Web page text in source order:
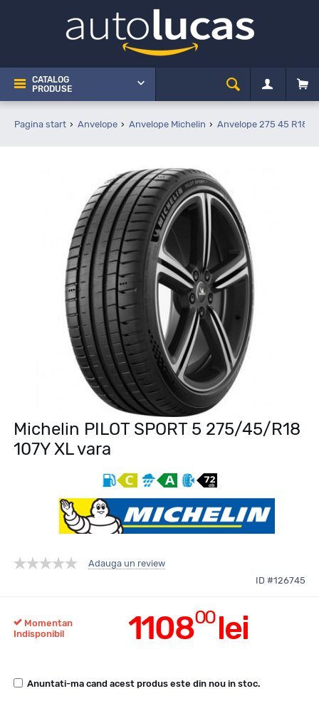
CATALOG
PRODUSE
Pagina start Anvelope Anvelope Michelin Anvelope 275 45 R18
Michelin PILOT SPORT 5 275/45/R18
107Y XL vara
Adauga un review
ID #126745
110800lei
Momentan
Indisponibil
Anuntati-ma cand acest produs este din nou in stoc.